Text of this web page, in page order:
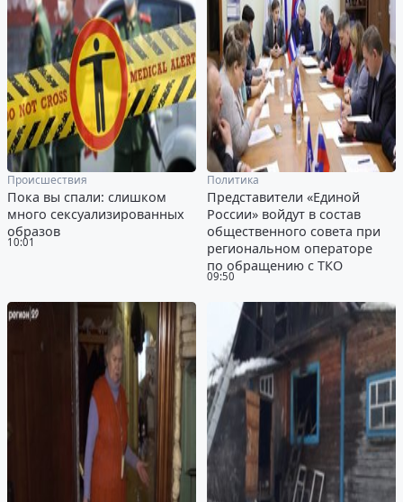
10:01
Происшествия
Пока вы спали: слишком
много сексуализированных
образов
09:50
Политика
Представители «Единой
России» войдут в состав
общественного совета при
региональном операторе
по обращению с ТКО